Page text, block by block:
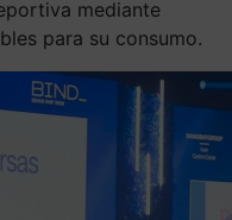
mediante
para su consumo.